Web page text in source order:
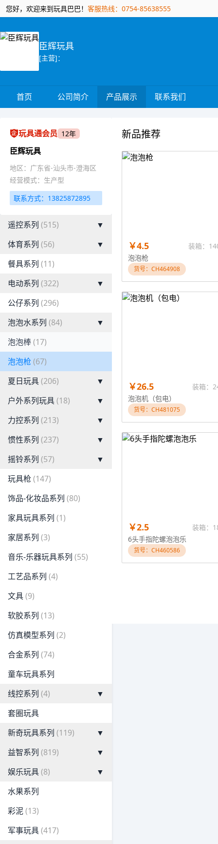
您好，欢迎来到玩具巴巴！ 客服热线：0754-85638555
臣辉玩具
[主营]：
首页 公司简介 产品展示 联系我们
玩具通会员 12年
臣辉玩具
地区：广东省-汕头市-澄海区
经营模式：生产型
联系方式：13825872895
遥控系列 (515)
▼
体育系列 (56)
▼
餐具系列 (11)
电动系列 (322)
▼
公仔系列 (296)
泡泡水系列 (84)
▼
泡泡棒(17)
泡泡枪 (67)
夏日玩具(206)
▼
户外系列玩具(18)
▼
力控系列 (213)
▼
惯性系列 (237)
▼
摇铃系列 (57)
▼
玩具枪 (147)
饰品-化妆品系列 (80)
家具玩具系列 (1)
家居系列 (3)
音乐-乐器玩具系列 (55)
工艺品系列 (4)
文具(9)
软胶系列 (13)
仿真模型系列 (2)
合金系列 (74)
童车玩具系列
线控系列 (4)
▼
套圈玩具
新奇玩具系列 (119)
▼
益智系列 (819)
▼
娱乐玩具(8)
▼
水果系列
彩泥(13)
军事玩具(417)
新品推荐
￥4.5
装箱：
泡泡枪
货号：CH464908
￥26.5
装箱：
泡泡机（包电）
货号：CH481075
￥2.5
装箱：
6头手指陀螺泡泡乐
货号：CH460586